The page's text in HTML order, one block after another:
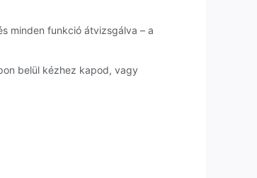
minden funkció átvizsgálva – a
belül kézhez kapod, vagy